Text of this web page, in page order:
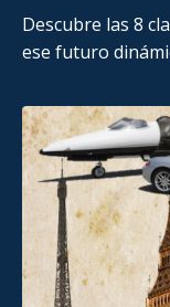
Descubre las 8
ese futuro